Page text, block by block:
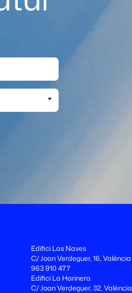
Edifici Las Naves
C/ Joan Verdeguer, 16, València
963 910 477
Edifici La Harinera
C/ Joan Verdeguer, 32, València